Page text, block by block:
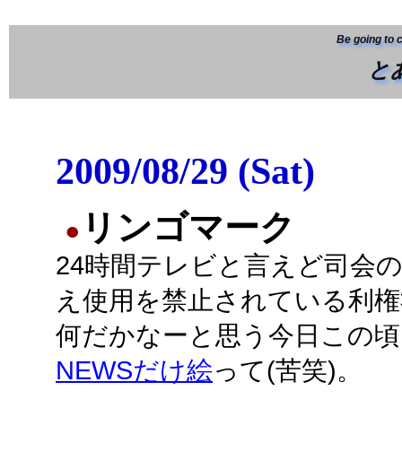
Be going to
と
2009/08/29 (Sat)
● リンゴマーク
24時間テレビと言えど司会
え使用を禁止されている利
何だかなーと思う今日この
NEWSだけ絵って(苦笑)。